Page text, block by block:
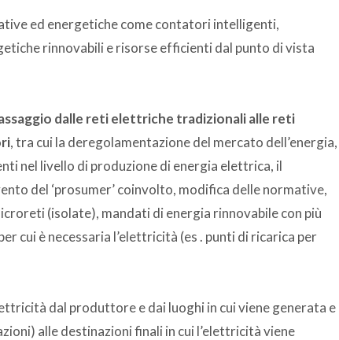
ed energetiche come contatori intelligenti,
rinnovabili e risorse efficienti dal punto di vista
dalle reti elettriche tradizionali alle reti
, tra cui la deregolamentazione del mercato dell’energia,
nel livello di produzione di energia elettrica, il
del ‘prosumer’ coinvolto, modifica delle normative,
(isolate), mandati di energia rinnovabile con più
cui è necessaria l’elettricità (es . punti di ricarica per
dal produttore e dai luoghi in cui viene generata e
alle destinazioni finali in cui l’elettricità viene